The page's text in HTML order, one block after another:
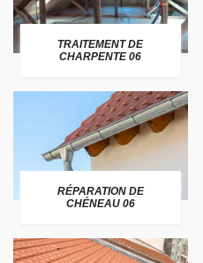
TRAITEMENT DE
CHARPENTE 06
RÉPARATION DE
CHÉNEAU 06